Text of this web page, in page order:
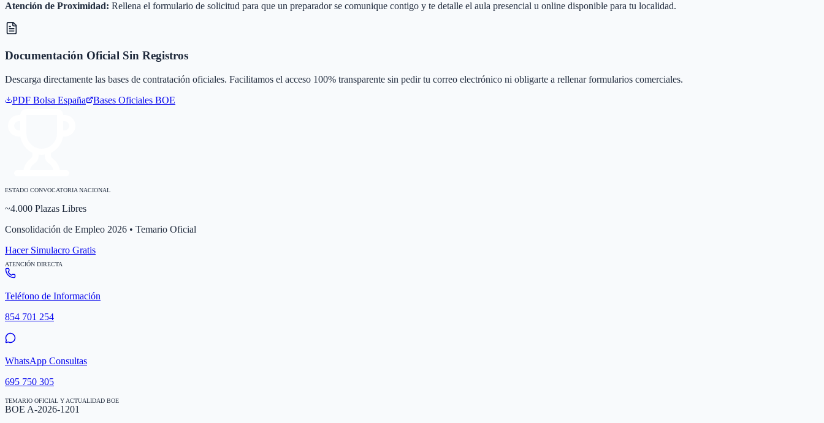
Atención de Proximidad: Rellena el formulario de solicitud para que un preparador se comunique contigo y te detalle el aula presencial u online disponible para tu localidad.
Documentación Oficial Sin Registros
Descarga directamente las bases de contratación oficiales. Facilitamos el acceso 100% transparente sin pedir tu correo electrónico ni obligarte a rellenar formularios comerciales.
PDF Bolsa España Bases Oficiales BOE
ESTADO CONVOCATORIA NACIONAL
~4.000 Plazas Libres
Consolidación de Empleo 2026 • Temario Oficial
Hacer Simulacro Gratis
ATENCIÓN DIRECTA
Teléfono de Información
854 701 254
WhatsApp Consultas
695 750 305
TEMARIO OFICIAL Y ACTUALIDAD BOE
BOE A-2026-1201